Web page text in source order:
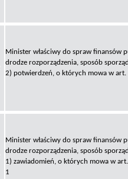
Minister właściwy do spraw finansów
drodze rozporządzenia, sposób
2) potwierdzeń, o których mowa w art.
Minister właściwy do spraw finansów
drodze rozporządzenia, sposób
1) zawiadomień, o których mowa w
1